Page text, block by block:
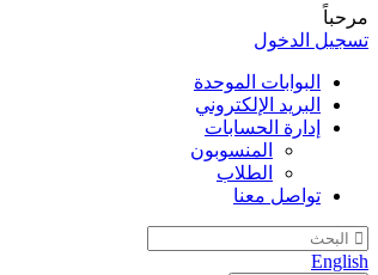
مرحباً
تسجيل الدخول
البوابات الموحدة
البريد الإلكتروني
إدارة الحسابات
المنسوبون
الطلاب
تواصل معنا
English